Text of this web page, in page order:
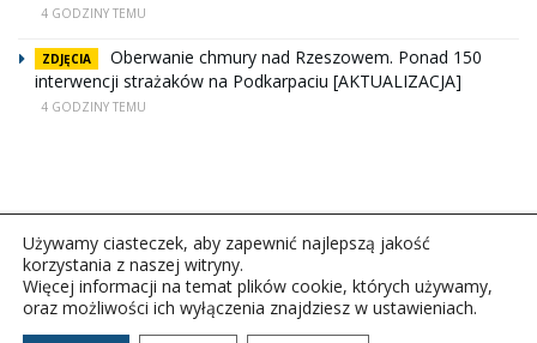
4 GODZINY TEMU
ZDJĘCIA
Oberwanie chmury nad Rzeszowem. Ponad 150
interwencji strażaków na Podkarpaciu [AKTUALIZACJA]
4 GODZINY TEMU
Copyright © 2026Polskie Radio Rzeszów S.A. w likwidacj.
Używamy ciasteczek, aby zapewnić najlepszą jakość
korzystania z naszej witryny.
Więcej informacji na temat plików cookie, których używamy,
oraz możliwości ich wyłączenia znajdziesz w ustawieniach.